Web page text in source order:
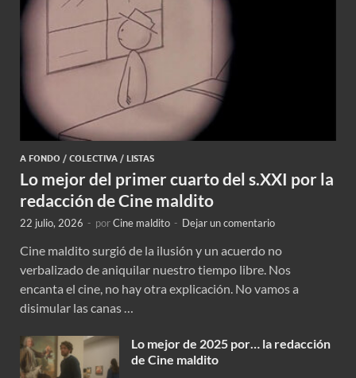
A FONDO / COLECTIVA / LISTAS
Lo mejor del primer cuarto del s.XXI por la
redacción de Cine maldito
22 julio, 2026 - porCine maldito - Dejar un comentario
Cine maldito surgió de la ilusión y un acuerdo no
verbalizado de aniquilar nuestro tiempo libre. Nos
encanta el cine, no hay otra explicación. No vamos a
disimular las canas …
Lo mejor de 2025 por… la redacción
de Cine maldito